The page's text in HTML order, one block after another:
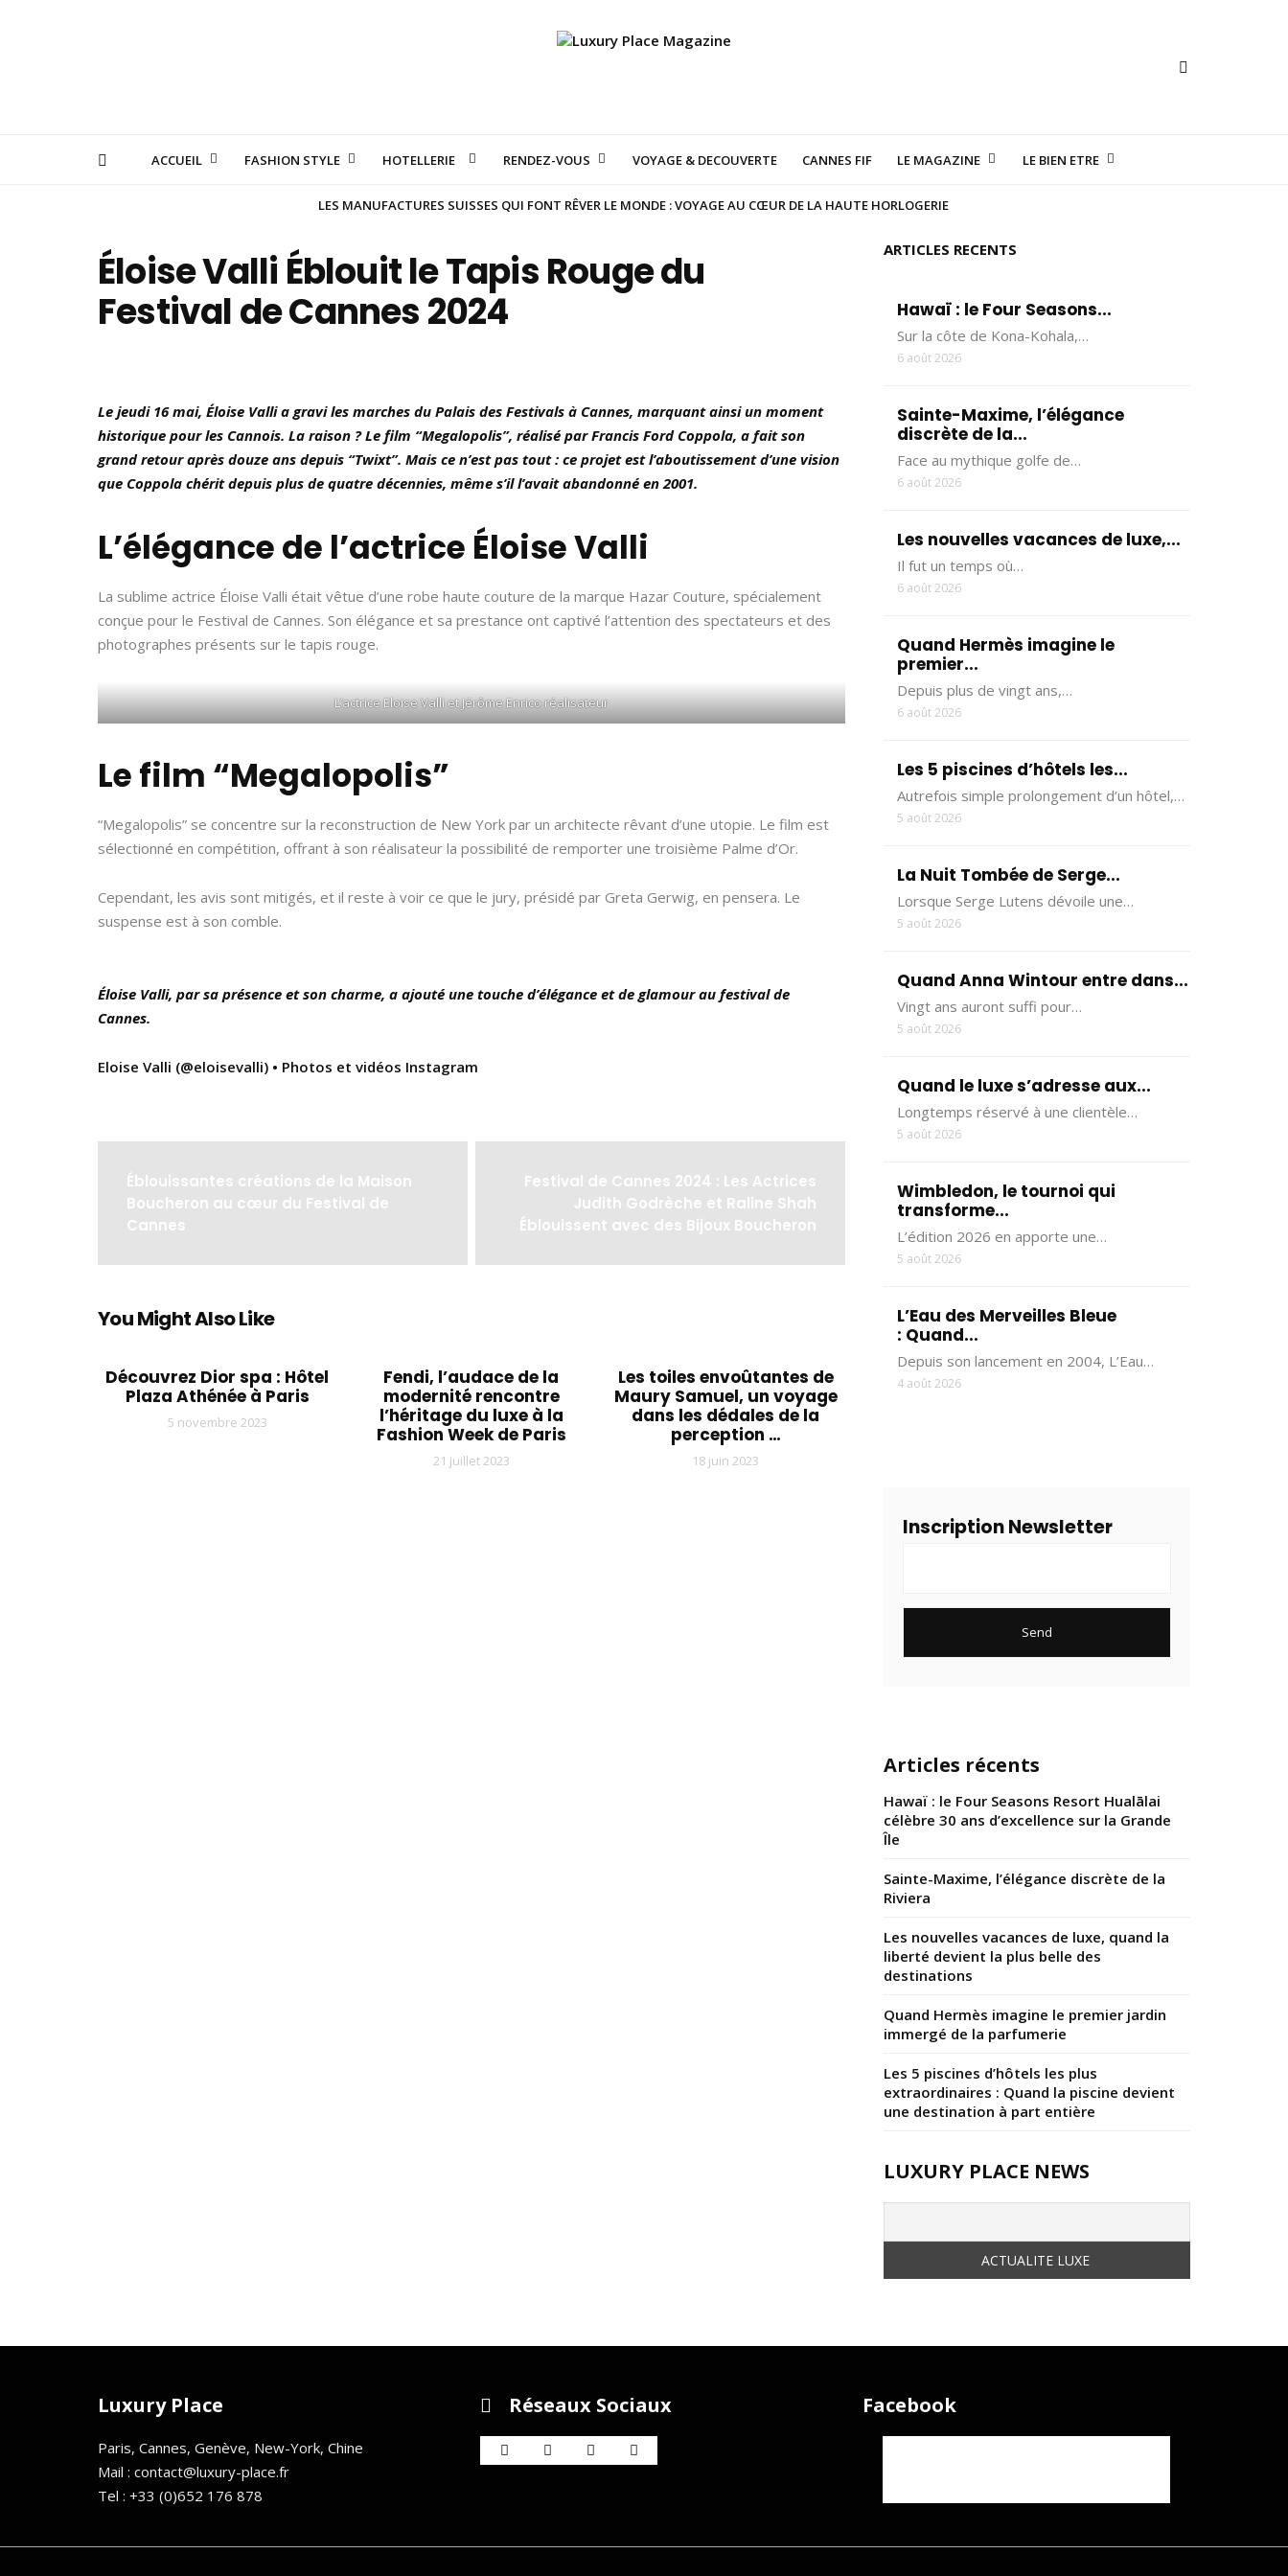
ACCUEIL FASHION STYLE HOTELLERIE RENDEZ-VOUS VOYAGE & DECOUVERTE CANNES FIF LE MAGAZINE LE BIEN ETRE
LES MANUFACTURES SUISSES QUI FONT RÊVER LE MONDE : VOYAGE AU CŒUR DE LA HAUTE HORLOGERIE
Éloise Valli Éblouit le Tapis Rouge du
Festival de Cannes 2024
Le jeudi 16 mai, Éloise Valli a gravi les marches du Palais des Festivals à Cannes, marquant ainsi un moment
historique pour les Cannois. La raison ? Le film “Megalopolis”, réalisé par Francis Ford Coppola, a fait son
grand retour après douze ans depuis “Twixt”. Mais ce n’est pas tout : ce projet est l’aboutissement d’une vision
que Coppola chérit depuis plus de quatre décennies, même s’il l’avait abandonné en 2001.
L’élégance de l’actrice Éloise Valli
La sublime actrice Éloise Valli était vêtue d’une robe haute couture de la marque Hazar Couture, spécialement
conçue pour le Festival de Cannes. Son élégance et sa prestance ont captivé l’attention des spectateurs et des
photographes présents sur le tapis rouge.
L’actrice Eloise Valli et Jérôme Enrico réalisateur
Le film “Megalopolis”
“Megalopolis” se concentre sur la reconstruction de New York par un architecte rêvant d’une utopie. Le film est
sélectionné en compétition, offrant à son réalisateur la possibilité de remporter une troisième Palme d’Or.
Cependant, les avis sont mitigés, et il reste à voir ce que le jury, présidé par Greta Gerwig, en pensera. Le
suspense est à son comble.
Éloise Valli, par sa présence et son charme, a ajouté une touche d’élégance et de glamour au festival de
Cannes.
Eloise Valli (@eloisevalli) • Photos et vidéos Instagram
Éblouissantes créations de la Maison
Boucheron au cœur du Festival de
Cannes
Festival de Cannes 2024 : Les Actrices
Judith Godrèche et Raline Shah
Éblouissent avec des Bijoux Boucheron
You Might Also Like
Découvrez Dior spa : Hôtel
Plaza Athénée à Paris
5 novembre 2023
Fendi, l’audace de la
modernité rencontre
l’héritage du luxe à la
Fashion Week de Paris
21 juillet 2023
Les toiles envoûtantes de
Maury Samuel, un voyage
dans les dédales de la
perception …
18 juin 2023
ARTICLES RECENTS
Hawaï : le Four Seasons...
Sur la côte de Kona-Kohala,…
6 août 2026
Sainte-Maxime, l’élégance
discrète de la...
Face au mythique golfe de…
6 août 2026
Les nouvelles vacances de luxe,...
Il fut un temps où…
6 août 2026
Quand Hermès imagine le
premier...
Depuis plus de vingt ans,…
6 août 2026
Les 5 piscines d’hôtels les...
Autrefois simple prolongement d’un hôtel,…
5 août 2026
La Nuit Tombée de Serge...
Lorsque Serge Lutens dévoile une…
5 août 2026
Quand Anna Wintour entre dans...
Vingt ans auront suffi pour…
5 août 2026
Quand le luxe s’adresse aux...
Longtemps réservé à une clientèle…
5 août 2026
Wimbledon, le tournoi qui
transforme...
L’édition 2026 en apporte une…
5 août 2026
L’Eau des Merveilles Bleue
: Quand...
Depuis son lancement en 2004, L’Eau…
4 août 2026
Inscription Newsletter
Articles récents
Hawaï : le Four Seasons Resort Hualālai
célèbre 30 ans d’excellence sur la Grande
Île
Sainte-Maxime, l’élégance discrète de la
Riviera
Les nouvelles vacances de luxe, quand la
liberté devient la plus belle des
destinations
Quand Hermès imagine le premier jardin
immergé de la parfumerie
Les 5 piscines d’hôtels les plus
extraordinaires : Quand la piscine devient
une destination à part entière
LUXURY PLACE NEWS
Luxury Place
Paris, Cannes, Genève, New-York, Chine
Mail : contact@luxury-place.fr
Tel : +33 (0)652 176 878
Réseaux Sociaux Facebook